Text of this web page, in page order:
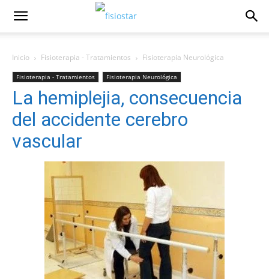
Inicio Fisioterapia - Tratamientos Fisioterapia Neurológica
Fisioterapia - Tratamientos Fisioterapia Neurológica
La hemiplejia, consecuencia
del accidente cerebro
vascular